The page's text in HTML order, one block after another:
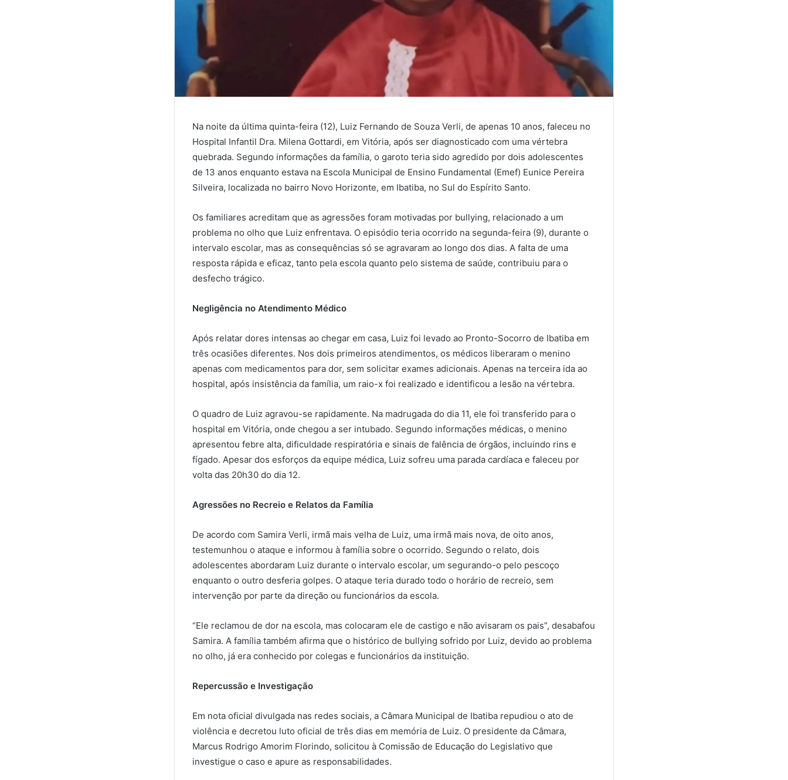
Na noite da última quinta-feira (12), Luiz Fernando de Souza Verli, de apenas 10 anos, faleceu no
Hospital Infantil Dra. Milena Gottardi, em Vitória, após ser diagnosticado com uma vértebra
quebrada. Segundo informações da família, o garoto teria sido agredido por dois adolescentes
de 13 anos enquanto estava na Escola Municipal de Ensino Fundamental (Emef) Eunice Pereira
Silveira, localizada no bairro Novo Horizonte, em Ibatiba, no Sul do Espírito Santo.
Os familiares acreditam que as agressões foram motivadas por bullying, relacionado a um
problema no olho que Luiz enfrentava. O episódio teria ocorrido na segunda-feira (9), durante o
intervalo escolar, mas as consequências só se agravaram ao longo dos dias. A falta de uma
resposta rápida e eficaz, tanto pela escola quanto pelo sistema de saúde, contribuiu para o
desfecho trágico.
Negligência no Atendimento Médico
Após relatar dores intensas ao chegar em casa, Luiz foi levado ao Pronto-Socorro de Ibatiba em
três ocasiões diferentes. Nos dois primeiros atendimentos, os médicos liberaram o menino
apenas com medicamentos para dor, sem solicitar exames adicionais. Apenas na terceira ida ao
hospital, após insistência da família, um raio-x foi realizado e identificou a lesão na vértebra.
O quadro de Luiz agravou-se rapidamente. Na madrugada do dia 11, ele foi transferido para o
hospital em Vitória, onde chegou a ser intubado. Segundo informações médicas, o menino
apresentou febre alta, dificuldade respiratória e sinais de falência de órgãos, incluindo rins e
fígado. Apesar dos esforços da equipe médica, Luiz sofreu uma parada cardíaca e faleceu por
volta das 20h30 do dia 12.
Agressões no Recreio e Relatos da Família
De acordo com Samira Verli, irmã mais velha de Luiz, uma irmã mais nova, de oito anos,
testemunhou o ataque e informou à família sobre o ocorrido. Segundo o relato, dois
adolescentes abordaram Luiz durante o intervalo escolar, um segurando-o pelo pescoço
enquanto o outro desferia golpes. O ataque teria durado todo o horário de recreio, sem
intervenção por parte da direção ou funcionários da escola.
“Ele reclamou de dor na escola, mas colocaram ele de castigo e não avisaram os pais”, desabafou
Samira. A família também afirma que o histórico de bullying sofrido por Luiz, devido ao problema
no olho, já era conhecido por colegas e funcionários da instituição.
Repercussão e Investigação
Em nota oficial divulgada nas redes sociais, a Câmara Municipal de Ibatiba repudiou o ato de
violência e decretou luto oficial de três dias em memória de Luiz. O presidente da Câmara,
Marcus Rodrigo Amorim Florindo, solicitou à Comissão de Educação do Legislativo que
investigue o caso e apure as responsabilidades.